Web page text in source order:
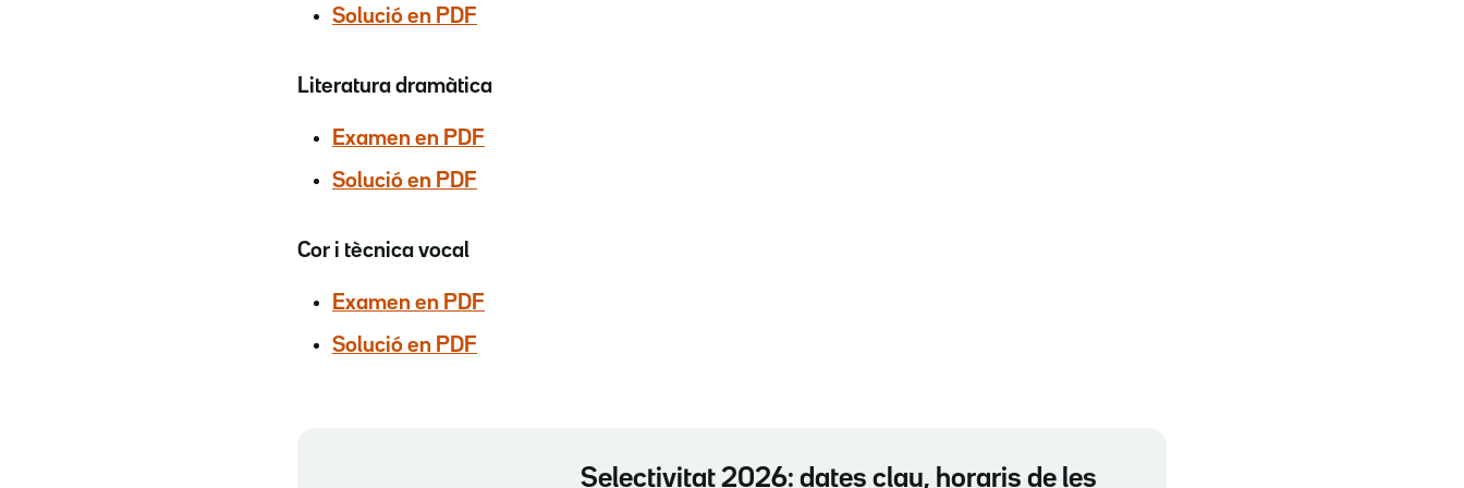
Solució en PDF
Literatura dramàtica
Examen en PDF
Solució en PDF
Cor i tècnica vocal
Examen en PDF
Solució en PDF
Selectivitat 2026: dates clau, horaris de les